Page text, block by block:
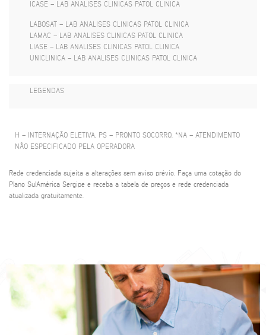
ICASE – LAB ANALISES CLINICAS PATOL CLINICA
LABOSAT – LAB ANALISES CLINICAS PATOL CLINICA
LAMAC – LAB ANALISES CLINICAS PATOL CLINICA
LIASE – LAB ANALISES CLINICAS PATOL CLINICA
UNICLINICA – LAB ANALISES CLINICAS PATOL CLINICA
LEGENDAS
H – INTERNAÇÃO ELETIVA, PS – PRONTO SOCORRO, *NA – ATENDIMENTO
NÃO ESPECIFICADO PELA OPERADORA
Rede credenciada sujeita a alterações sem aviso prévio. Faça uma cotação do
Plano SulAmérica Sergipe e receba a tabela de preços e rede credenciada
atualizada gratuitamente.